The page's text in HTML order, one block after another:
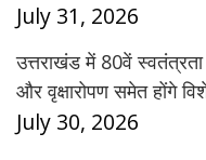
July 31, 2026
उत्तराखंड में 80वें
और वृक्षारोपण समेत होंगे
July 30, 2026